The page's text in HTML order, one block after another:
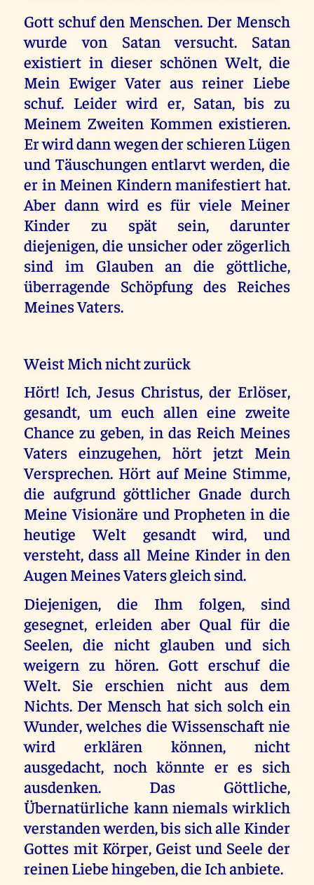
Gott schuf den Menschen. Der Mensch
wurde von Satan versucht. Satan
existiert in dieser schönen Welt, die
Mein Ewiger Vater aus reiner Liebe
schuf. Leider wird er, Satan, bis zu
Meinem Zweiten Kommen existieren.
Er wird dann wegen der schieren Lügen
und Täuschungen entlarvt werden, die
er in Meinen Kindern manifestiert hat.
Aber dann wird es für viele Meiner
Kinder zu spät sein, darunter
diejenigen, die unsicher oder zögerlich
sind im Glauben an die göttliche,
überragende Schöpfung des Reiches
Meines Vaters.
Weist Mich nicht zurück
Hört! Ich, Jesus Christus, der Erlöser,
gesandt, um euch allen eine zweite
Chance zu geben, in das Reich Meines
Vaters einzugehen, hört jetzt Mein
Versprechen. Hört auf Meine Stimme,
die aufgrund göttlicher Gnade durch
Meine Visionäre und Propheten in die
heutige Welt gesandt wird, und
versteht, dass all Meine Kinder in den
Augen Meines Vaters gleich sind.
Diejenigen, die Ihm folgen, sind
gesegnet, erleiden aber Qual für die
Seelen, die nicht glauben und sich
weigern zu hören. Gott erschuf die
Welt. Sie erschien nicht aus dem
Nichts. Der Mensch hat sich solch ein
Wunder, welches die Wissenschaft nie
wird erklären können, nicht
ausgedacht, noch könnte er es sich
ausdenken. Das Göttliche,
Übernatürliche kann niemals wirklich
verstanden werden, bis sich alle Kinder
Gottes mit Körper, Geist und Seele der
reinen Liebe hingeben, die Ich anbiete.